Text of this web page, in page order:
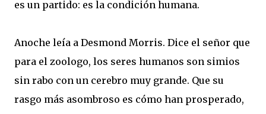
es un partido: es la condición humana.
Anoche leía a Desmond Morris. Dice el señor que
para el zoologo, los seres humanos son simios
sin rabo con un cerebro muy grande. Que su
rasgo más asombroso es cómo han prosperado,